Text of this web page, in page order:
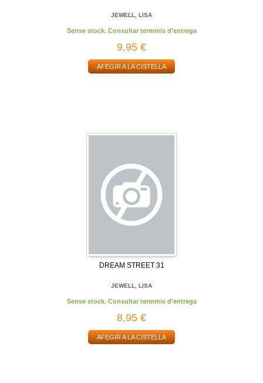
JEWELL, LISA
Sense stock. Consultar terminis d'entrega
9,95 €
AFEGIR A LA CISTELLA
DREAM STREET 31
JEWELL, LISA
Sense stock. Consultar terminis d'entrega
8,95 €
AFEGIR A LA CISTELLA